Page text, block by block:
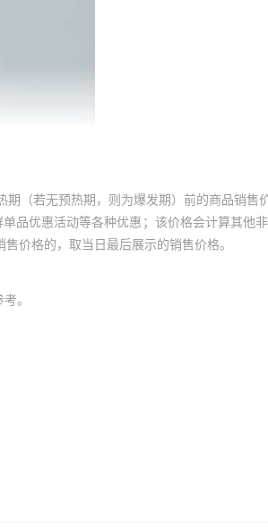
期（若无预热期，则为爆发期）前的商品销售
品优惠活动等各种优惠；该价格会计算其他
价格的，取当日最后展示的销售价格。
。